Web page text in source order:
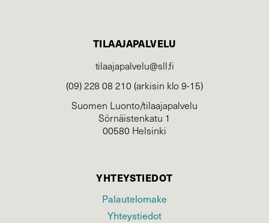
TILAAJAPALVELU
tilaajapalvelu@sll.fi
(09) 228 08 210 (arkisin klo 9-15)
Suomen Luonto/tilaajapalvelu
Sörnäistenkatu 1
00580 Helsinki
YHTEYSTIEDOT
Palautelomake
Yhteystiedot